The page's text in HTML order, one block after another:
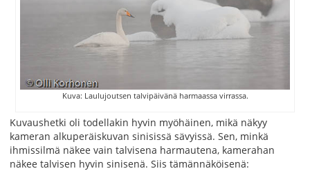
Kuva: Laulujoutsen talvipäivänä harmaassa virrassa.
Kuvaushetki oli todellakin hyvin myöhäinen, mikä näkyy
kameran alkuperäiskuvan sinisissä sävyissä. Sen, minkä
ihmissilmä näkee vain talvisena harmautena, kamerahan
näkee talvisen hyvin sinisenä. Siis tämännäköisenä: